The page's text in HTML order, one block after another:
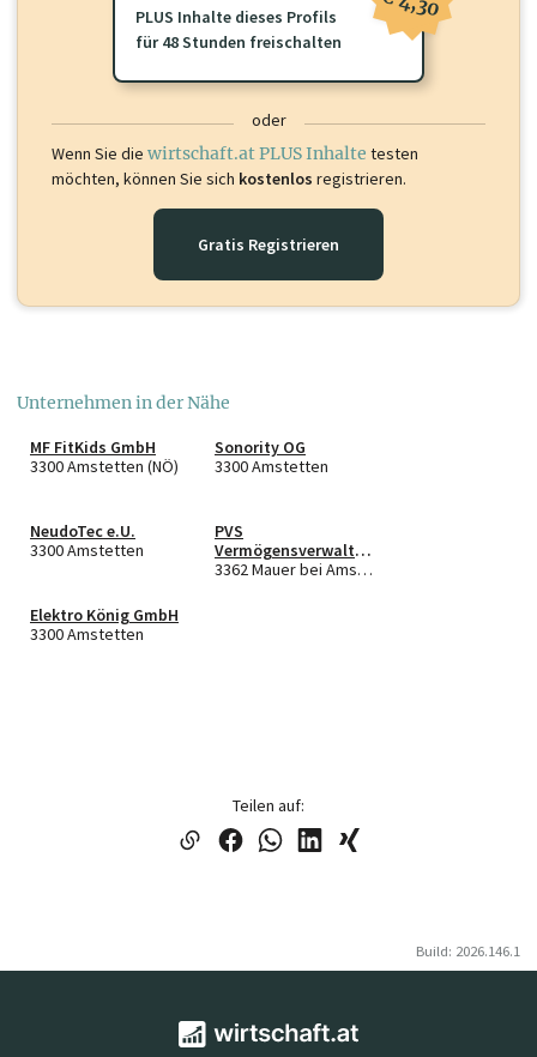
PLUS Inhalte dieses Profils
für 48 Stunden freischalten
oder
Wenn Sie die wirtschaft.at PLUS Inhalte testen
möchten, können Sie sich kostenlos registrieren.
Gratis Registrieren
Unternehmen in der Nähe
MF FitKids GmbH
3300 Amstetten (NÖ)
Sonority OG
3300 Amstetten
NeudoTec e.U.
3300 Amstetten
PVS
Vermögensverwaltu
ngs GmbH
3362 Mauer bei Amstetten
Elektro König GmbH
3300 Amstetten
Teilen auf:
Build: 2026.146.1